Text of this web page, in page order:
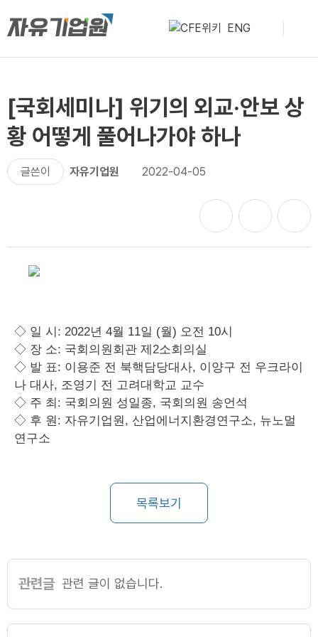
ENG
[국회세미나] 위기의 외교·안보 상
황 어떻게 풀어나가야 하나
글쓴이 자유기업원 2022-04-05
◇ 일 시: 2022년 4월 11일 (월) 오전 10시
◇ 장 소: 국회의원회관 제2소회의실
◇ 발 표: 이용준 전 북핵담당대사, 이양구 전 우크라이
나 대사, 조영기 전 고려대학교 교수
◇ 주 최: 국회의원 성일종, 국회의원 송언석
◇ 후 원: 자유기업원, 산업에너지환경연구소, 뉴노멀
연구소
목록보기
관련글 관련 글이 없습니다.